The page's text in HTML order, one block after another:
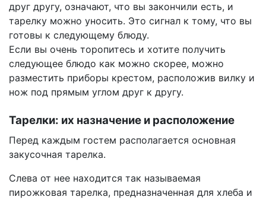
друг другу, означают, что вы закончили есть, и
тарелку можно уносить. Это сигнал к тому, что вы
готовы к следующему блюду.
Если вы очень торопитесь и хотите получить
следующее блюдо как можно скорее, можно
разместить приборы крестом, расположив вилку и
нож под прямым углом друг к другу.
Тарелки: их назначение и расположение
Перед каждым гостем располагается основная
закусочная тарелка.
Слева от нее находится так называемая
пирожковая тарелка, предназначенная для хлеба и